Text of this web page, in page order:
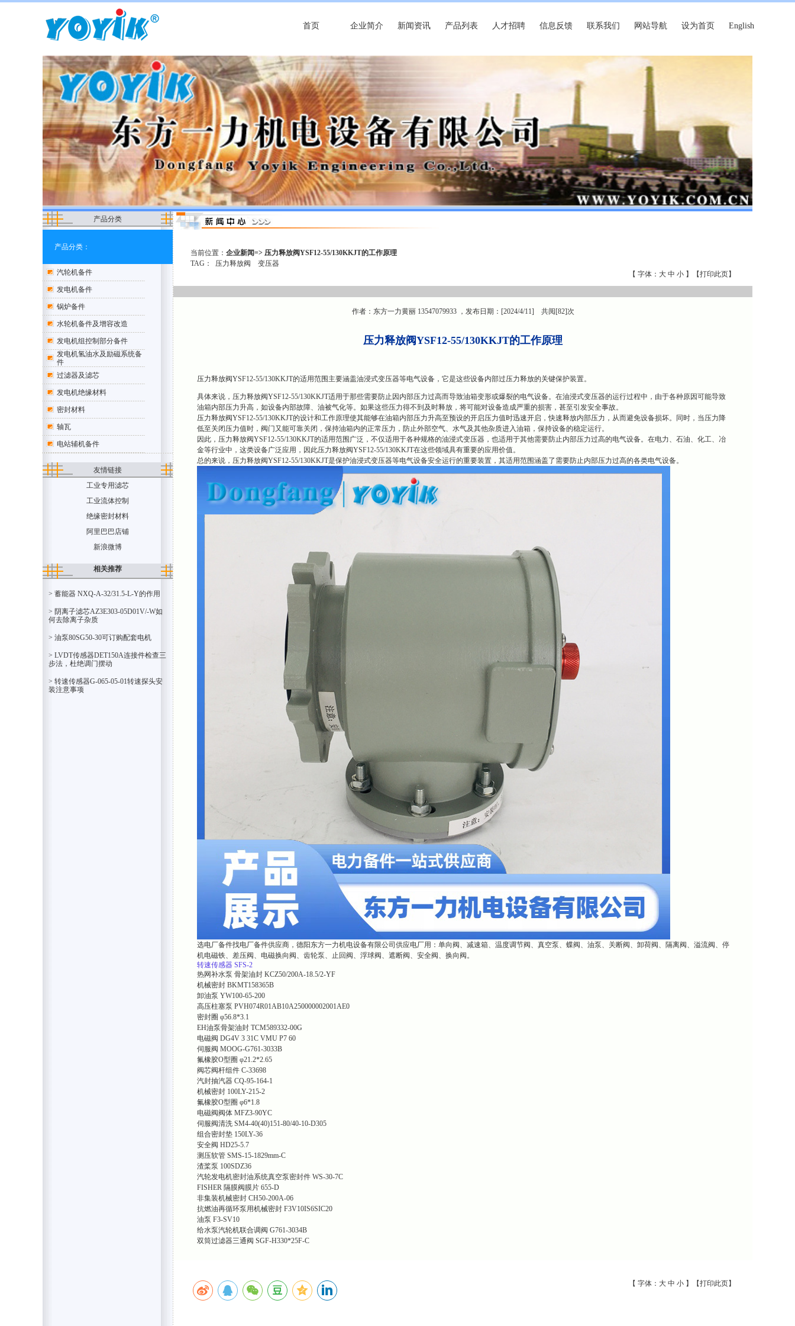
首页 企业简介 新闻资讯 产品列表 人才招聘 信息反馈 联系我们 网站导航 设为首页 English
产品分类
产品分类：
汽轮机备件
发电机备件
锅炉备件
水轮机备件及增容改造
发电机组控制部分备件
发电机氢油水及励磁系统备
件
过滤器及滤芯
发电机绝缘材料
密封材料
轴瓦
电站辅机备件
友情链接
工业专用滤芯
工业流体控制
绝缘密封材料
阿里巴巴店铺
新浪微博
相关推荐
> 蓄能器 NXQ-A-32/31.5-L-Y的作用
> 阴离子滤芯AZ3E303-05D01V/-W如
何去除离子杂质
> 油泵80SG50-30可订购配套电机
> LVDT传感器DET150A连接件检查三
步法，杜绝调门摆动
> 转速传感器G-065-05-01转速探头安
装注意事项
当前位置：企业新闻=> 压力释放阀YSF12-55/130KKJT的工作原理
TAG： 压力释放阀
变压器
【 字体： 大 中 小】【打印此页】
作者：东方一力黄丽 13547079933 ，发布日期：[2024/4/11] 共阅[82]次
压力释放阀YSF12-55/130KKJT的工作原理
压力释放阀YSF12-55/130KKJT的适用范围主要涵盖油浸式变压器等电气设备，它是这些设备内部过压力释放的关键保护装置。
具体来说，压力释放阀YSF12-55/130KKJT适用于那些需要防止因内部压力过高而导致油箱变形或爆裂的电气设备。在油浸式变压器的运行过程中，由于各种原因可能导致
油箱内部压力升高，如设备内部故障、油被气化等。如果这些压力得不到及时释放，将可能对设备造成严重的损害，甚至引发安全事故。
压力释放阀YSF12-55/130KKJT的设计和工作原理使其能够在油箱内部压力升高至预设的开启压力值时迅速开启，快速释放内部压力，从而避免设备损坏。同时，当压力降
低至关闭压力值时，阀门又能可靠关闭，保持油箱内的正常压力，防止外部空气、水气及其他杂质进入油箱，保持设备的稳定运行。
因此，压力释放阀YSF12-55/130KKJT的适用范围广泛，不仅适用于各种规格的油浸式变压器，也适用于其他需要防止内部压力过高的电气设备。在电力、石油、化工、冶
金等行业中，这类设备广泛应用，因此压力释放阀YSF12-55/130KKJT在这些领域具有重要的应用价值。
总的来说，压力释放阀YSF12-55/130KKJT是保护油浸式变压器等电气设备安全运行的重要装置，其适用范围涵盖了需要防止内部压力过高的各类电气设备。
选电厂备件找电厂备件供应商，德阳东方一力机电设备有限公司供应电厂用：单向阀、减速箱、温度调节阀、真空泵、蝶阀、油泵、关断阀、卸荷阀、隔离阀、溢流阀、停
机电磁铁、差压阀、电磁换向阀、齿轮泵、止回阀、浮球阀、遮断阀、安全阀、换向阀。
转速传感器 SFS-2
热网补水泵 骨架油封 KCZ50/200A-18.5/2-YF
机械密封 BKMT158365B
卸油泵 YW100-65-200
高压柱塞泵 PVH074R01AB10A250000002001AE0
密封圈 φ56.8*3.1
EH油泵骨架油封 TCM589332-00G
电磁阀 DG4V 3 31C VMU P7 60
伺服阀 MOOG-G761-3033B
氟橡胶O型圈 φ21.2*2.65
阀芯阀杆组件 C-33698
汽封抽汽器 CQ-95-164-1
机械密封 100LY-215-2
氟橡胶O型圈 φ6*1.8
电磁阀阀体 MFZ3-90YC
伺服阀清洗 SM4-40(40)151-80/40-10-D305
组合密封垫 150LY-36
安全阀 HD25-5.7
测压软管 SMS-15-1829mm-C
渣桨泵 100SDZ36
汽轮发电机密封油系统真空泵密封件 WS-30-7C
FISHER 隔膜阀膜片 655-D
非集装机械密封 CH50-200A-06
抗燃油再循环泵用机械密封 F3V10IS6SIC20
油泵 F3-SV10
给水泵汽轮机联合调阀 G761-3034B
双筒过滤器三通阀 SGF-H330*25F-C
【 字体： 大 中 小】【打印此页】